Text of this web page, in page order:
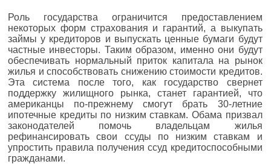
Роль государства ограничится предоставлением
некоторых форм страхования и гарантий, а выкупать
займы у кредиторов и выпускать ценные бумаги будут
частные инвесторы. Таким образом, именно они будут
обеспечивать нормальный приток капитала на рынок
жилья и способствовать снижению стоимости кредитов.
Эта система после того, как государство свернет
поддержку жилищного рынка, станет гарантией, что
американцы по-прежнему смогут брать 30-летние
ипотечные кредиты по низким ставкам. Обама призвал
законодателей помочь владельцам жилья
рефинансировать свои ссуды по низким ставкам и
упростить правила получения ссуд кредитоспособными
гражданами.